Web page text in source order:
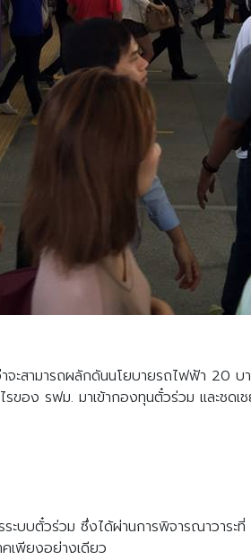
Search
ะสามารถผลักดันนโยบายรถไฟฟ้า 20
ของ รฟม. มาเข้ากองทุนตั๋วร่วม และชด
บบตั๋วร่วม ซึ่งได้ผ่านการพิจารณาวาระที่
เพียงอย่างเดียว